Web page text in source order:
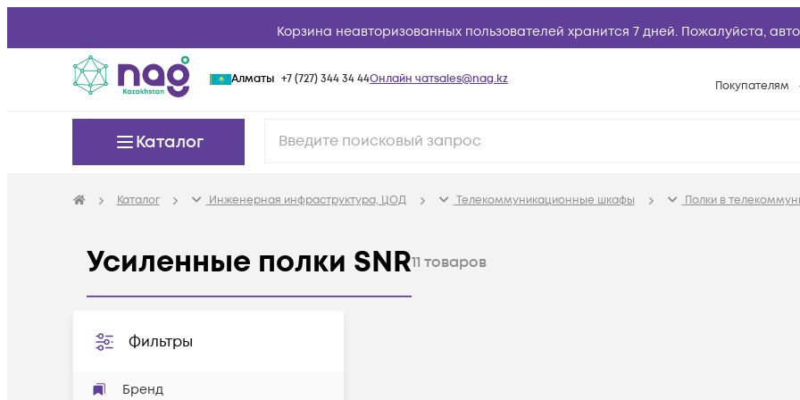
Корзина неавторизованных пользователей хранится 7 дней. Пожалуйста,
Алматы +7 (727) 344 34 44Онлайн чатsales@nag.kz Покупателям
Возврат
Каталог
Каталог Инженерная инфраструктура, ЦОД Телекоммуникационные шкафы Полки в
Усиленные полки SNR11 товаров
Фильтры
Бренд